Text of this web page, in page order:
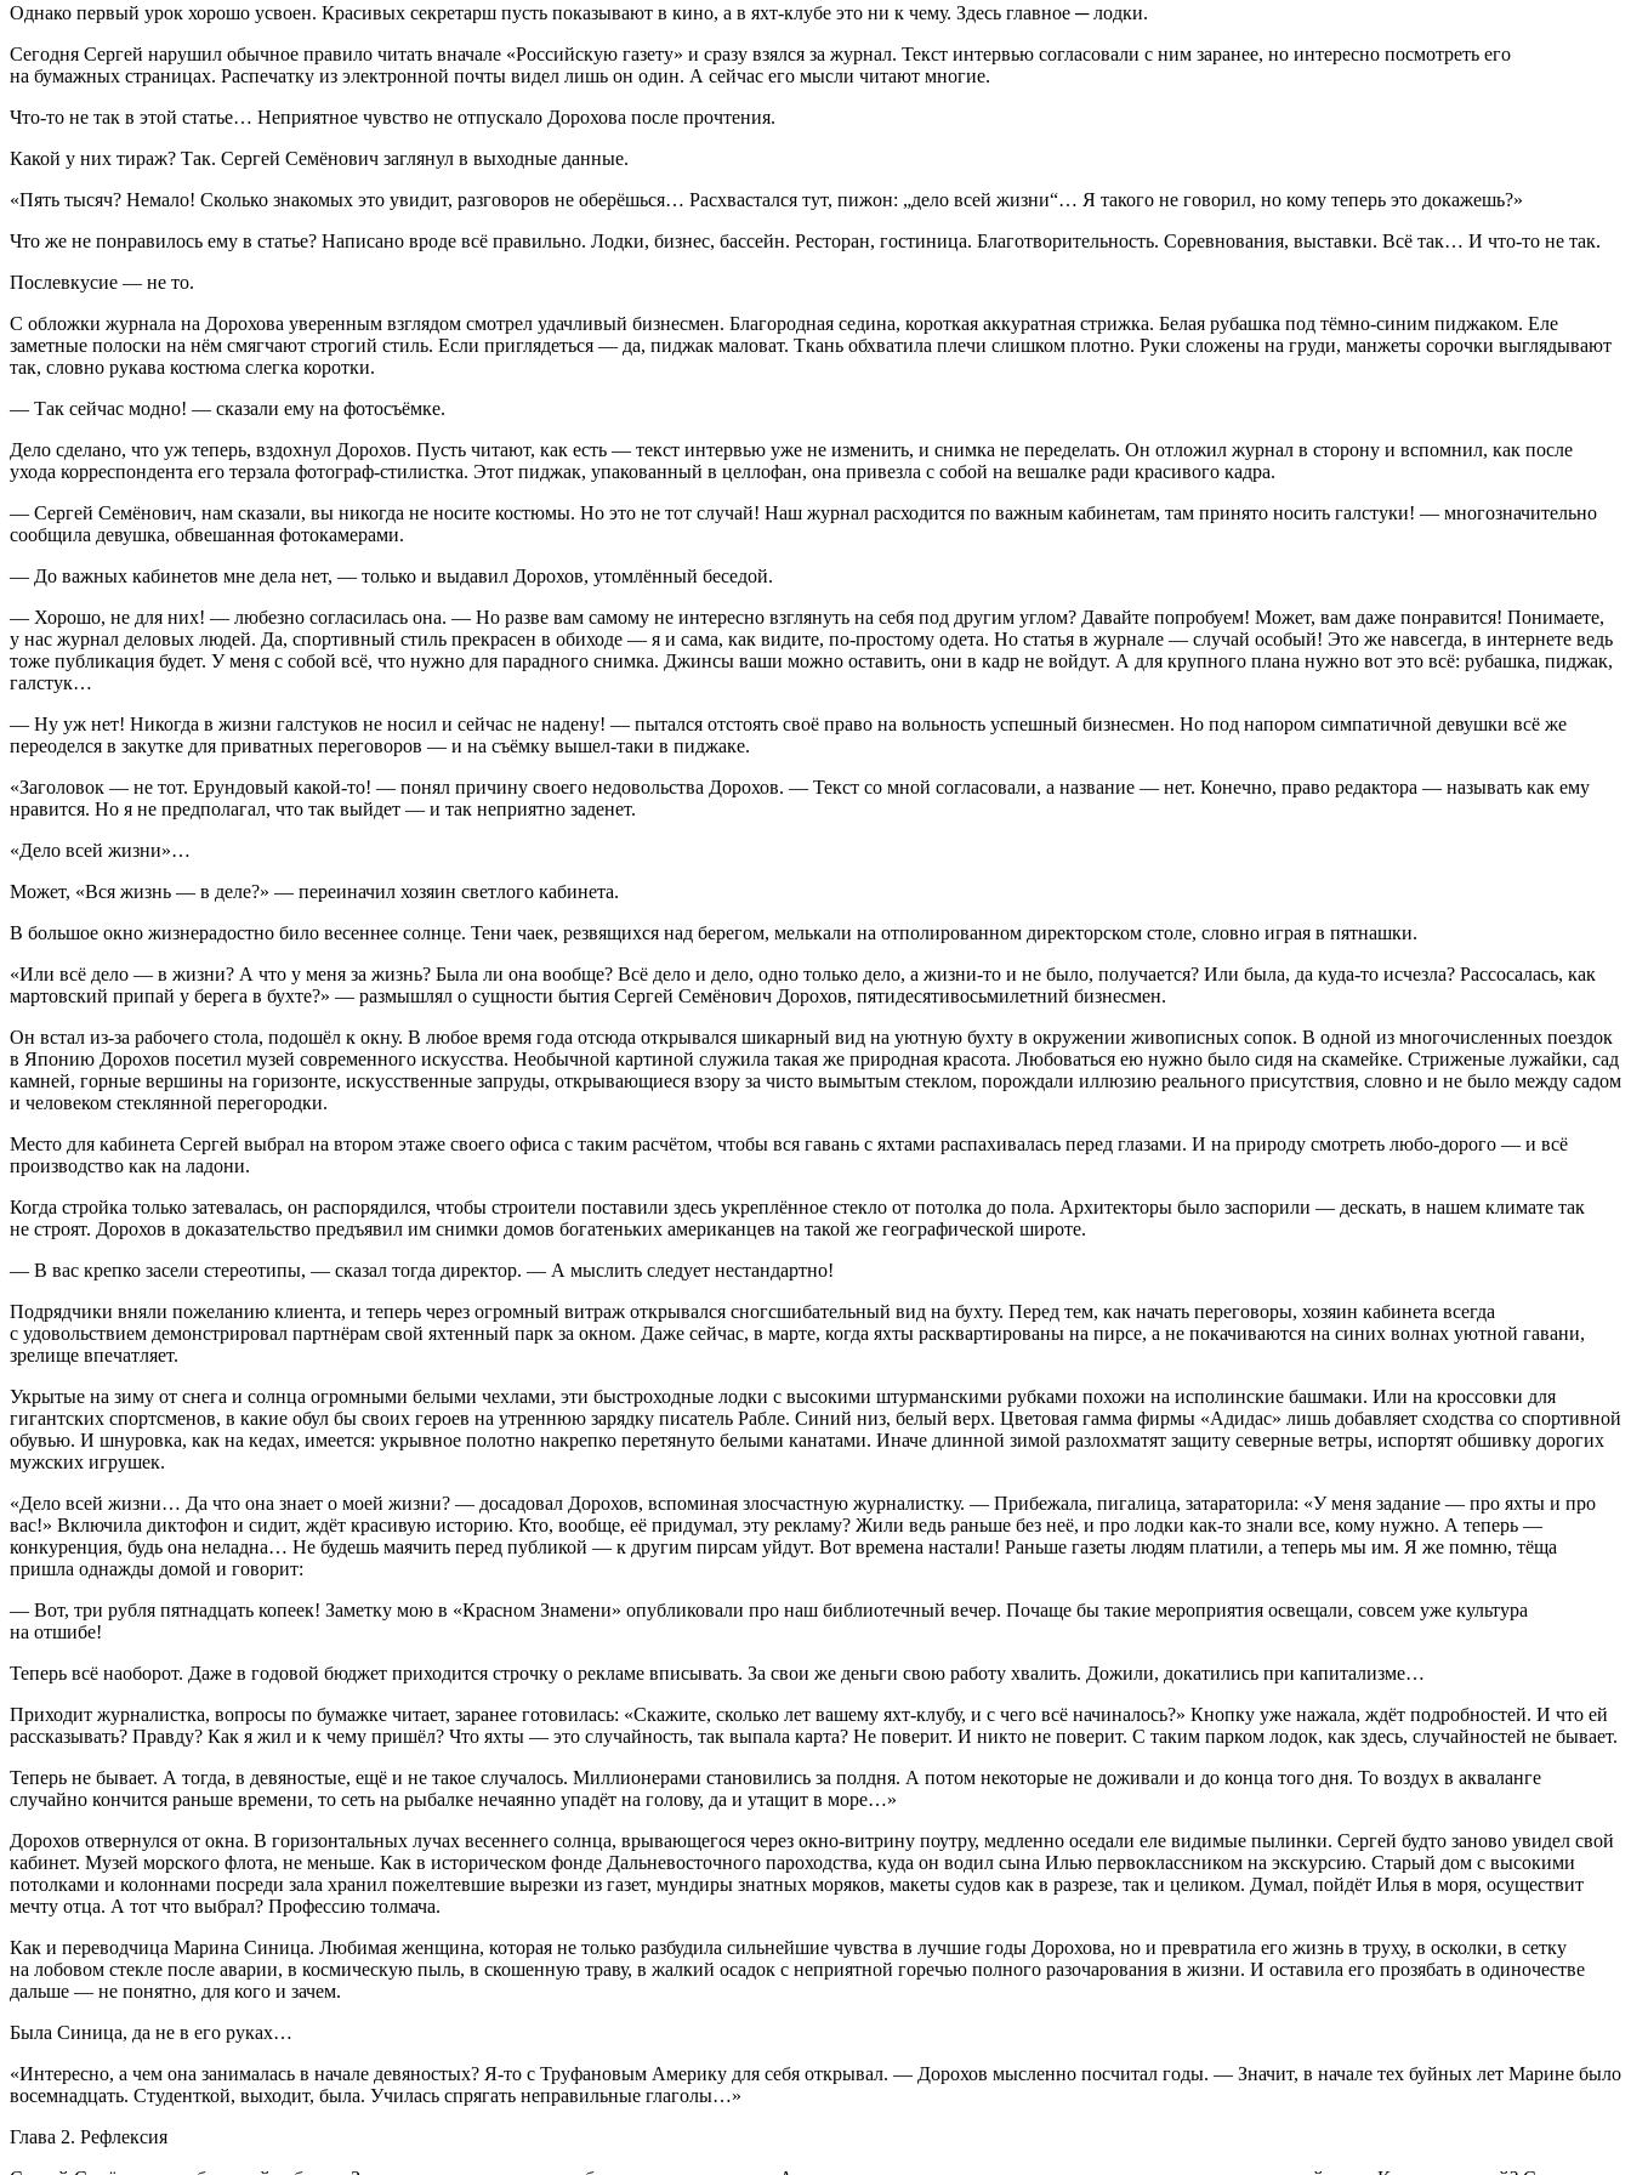
Однако первый урок хорошо усвоен. Красивых секретарш пусть показывают в кино, а в яхт-клубе это ни к чему. Здесь главное ─ лодки.
Сегодня Сергей нарушил обычное правило читать вначале «Российскую газету» и сразу взялся за журнал. Текст интервью согласовали с ним заранее, но интересно посмотреть его
на бумажных страницах. Распечатку из электронной почты видел лишь он один. А сейчас его мысли читают многие.
Что-то не так в этой статье… Неприятное чувство не отпускало Дорохова после прочтения.
Какой у них тираж? Так. Сергей Семёнович заглянул в выходные данные.
«Пять тысяч? Немало! Сколько знакомых это увидит, разговоров не оберёшься… Расхвастался тут, пижон: „дело всей жизни“… Я такого не говорил, но кому теперь это докажешь?»
Что же не понравилось ему в статье? Написано вроде всё правильно. Лодки, бизнес, бассейн. Ресторан, гостиница. Благотворительность. Соревнования, выставки. Всё так… И что-то не так.
Послевкусие — не то.
С обложки журнала на Дорохова уверенным взглядом смотрел удачливый бизнесмен. Благородная седина, короткая аккуратная стрижка. Белая рубашка под тёмно-синим пиджаком. Еле
заметные полоски на нём смягчают строгий стиль. Если приглядеться — да, пиджак маловат. Ткань обхватила плечи слишком плотно. Руки сложены на груди, манжеты сорочки выглядывают
так, словно рукава костюма слегка коротки.
— Так сейчас модно! — сказали ему на фотосъёмке.
Дело сделано, что уж теперь, вздохнул Дорохов. Пусть читают, как есть — текст интервью уже не изменить, и снимка не переделать. Он отложил журнал в сторону и вспомнил, как после
ухода корреспондента его терзала фотограф-стилистка. Этот пиджак, упакованный в целлофан, она привезла с собой на вешалке ради красивого кадра.
— Сергей Семёнович, нам сказали, вы никогда не носите костюмы. Но это не тот случай! Наш журнал расходится по важным кабинетам, там принято носить галстуки! — многозначительно
сообщила девушка, обвешанная фотокамерами.
— До важных кабинетов мне дела нет, — только и выдавил Дорохов, утомлённый беседой.
— Хорошо, не для них! — любезно согласилась она. — Но разве вам самому не интересно взглянуть на себя под другим углом? Давайте попробуем! Может, вам даже понравится! Понимаете,
у нас журнал деловых людей. Да, спортивный стиль прекрасен в обиходе — я и сама, как видите, по-простому одета. Но статья в журнале — случай особый! Это же навсегда, в интернете ведь
тоже публикация будет. У меня с собой всё, что нужно для парадного снимка. Джинсы ваши можно оставить, они в кадр не войдут. А для крупного плана нужно вот это всё: рубашка, пиджак,
галстук…
— Ну уж нет! Никогда в жизни галстуков не носил и сейчас не надену! — пытался отстоять своё право на вольность успешный бизнесмен. Но под напором симпатичной девушки всё же
переоделся в закутке для приватных переговоров — и на съёмку вышел-таки в пиджаке.
«Заголовок — не тот. Ерундовый какой-то! — понял причину своего недовольства Дорохов. — Текст со мной согласовали, а название — нет. Конечно, право редактора — называть как ему
нравится. Но я не предполагал, что так выйдет — и так неприятно заденет.
«Дело всей жизни»…
Может, «Вся жизнь — в деле?» — переиначил хозяин светлого кабинета.
В большое окно жизнерадостно било весеннее солнце. Тени чаек, резвящихся над берегом, мелькали на отполированном директорском столе, словно играя в пятнашки.
«Или всё дело — в жизни? А что у меня за жизнь? Была ли она вообще? Всё дело и дело, одно только дело, а жизни-то и не было, получается? Или была, да куда-то исчезла? Рассосалась, как
мартовский припай у берега в бухте?» — размышлял о сущности бытия Сергей Семёнович Дорохов, пятидесятивосьмилетний бизнесмен.
Он встал из-за рабочего стола, подошёл к окну. В любое время года отсюда открывался шикарный вид на уютную бухту в окружении живописных сопок. В одной из многочисленных поездок
в Японию Дорохов посетил музей современного искусства. Необычной картиной служила такая же природная красота. Любоваться ею нужно было сидя на скамейке. Стриженые лужайки, сад
камней, горные вершины на горизонте, искусственные запруды, открывающиеся взору за чисто вымытым стеклом, порождали иллюзию реального присутствия, словно и не было между садом
и человеком стеклянной перегородки.
Место для кабинета Сергей выбрал на втором этаже своего офиса с таким расчётом, чтобы вся гавань с яхтами распахивалась перед глазами. И на природу смотреть любо-дорого — и всё
производство как на ладони.
Когда стройка только затевалась, он распорядился, чтобы строители поставили здесь укреплённое стекло от потолка до пола. Архитекторы было заспорили — дескать, в нашем климате так
не строят. Дорохов в доказательство предъявил им снимки домов богатеньких американцев на такой же географической широте.
— В вас крепко засели стереотипы, — сказал тогда директор. — А мыслить следует нестандартно!
Подрядчики вняли пожеланию клиента, и теперь через огромный витраж открывался сногсшибательный вид на бухту. Перед тем, как начать переговоры, хозяин кабинета всегда
с удовольствием демонстрировал партнёрам свой яхтенный парк за окном. Даже сейчас, в марте, когда яхты расквартированы на пирсе, а не покачиваются на синих волнах уютной гавани,
зрелище впечатляет.
Укрытые на зиму от снега и солнца огромными белыми чехлами, эти быстроходные лодки с высокими штурманскими рубками похожи на исполинские башмаки. Или на кроссовки для
гигантских спортсменов, в какие обул бы своих героев на утреннюю зарядку писатель Рабле. Синий низ, белый верх. Цветовая гамма фирмы «Адидас» лишь добавляет сходства со спортивной
обувью. И шнуровка, как на кедах, имеется: укрывное полотно накрепко перетянуто белыми канатами. Иначе длинной зимой разлохматят защиту северные ветры, испортят обшивку дорогих
мужских игрушек.
«Дело всей жизни… Да что она знает о моей жизни? — досадовал Дорохов, вспоминая злосчастную журналистку. — Прибежала, пигалица, затараторила: «У меня задание — про яхты и про
вас!» Включила диктофон и сидит, ждёт красивую историю. Кто, вообще, её придумал, эту рекламу? Жили ведь раньше без неё, и про лодки как-то знали все, кому нужно. А теперь —
конкуренция, будь она неладна… Не будешь маячить перед публикой — к другим пирсам уйдут. Вот времена настали! Раньше газеты людям платили, а теперь мы им. Я же помню, тёща
пришла однажды домой и говорит:
— Вот, три рубля пятнадцать копеек! Заметку мою в «Красном Знамени» опубликовали про наш библиотечный вечер. Почаще бы такие мероприятия освещали, совсем уже культура
на отшибе!
Теперь всё наоборот. Даже в годовой бюджет приходится строчку о рекламе вписывать. За свои же деньги свою работу хвалить. Дожили, докатились при капитализме…
Приходит журналистка, вопросы по бумажке читает, заранее готовилась: «Скажите, сколько лет вашему яхт-клубу, и с чего всё начиналось?» Кнопку уже нажала, ждёт подробностей. И что ей
рассказывать? Правду? Как я жил и к чему пришёл? Что яхты — это случайность, так выпала карта? Не поверит. И никто не поверит. С таким парком лодок, как здесь, случайностей не бывает.
Теперь не бывает. А тогда, в девяностые, ещё и не такое случалось. Миллионерами становились за полдня. А потом некоторые не доживали и до конца того дня. То воздух в акваланге
случайно кончится раньше времени, то сеть на рыбалке нечаянно упадёт на голову, да и утащит в море…»
Дорохов отвернулся от окна. В горизонтальных лучах весеннего солнца, врывающегося через окно-витрину поутру, медленно оседали еле видимые пылинки. Сергей будто заново увидел свой
кабинет. Музей морского флота, не меньше. Как в историческом фонде Дальневосточного пароходства, куда он водил сына Илью первоклассником на экскурсию. Старый дом с высокими
потолками и колоннами посреди зала хранил пожелтевшие вырезки из газет, мундиры знатных моряков, макеты судов как в разрезе, так и целиком. Думал, пойдёт Илья в моря, осуществит
мечту отца. А тот что выбрал? Профессию толмача.
Как и переводчица Марина Синица. Любимая женщина, которая не только разбудила сильнейшие чувства в лучшие годы Дорохова, но и превратила его жизнь в труху, в осколки, в сетку
на лобовом стекле после аварии, в космическую пыль, в скошенную траву, в жалкий осадок с неприятной горечью полного разочарования в жизни. И оставила его прозябать в одиночестве
дальше — не понятно, для кого и зачем.
Была Синица, да не в его руках…
«Интересно, а чем она занималась в начале девяностых? Я-то с Труфановым Америку для себя открывал. — Дорохов мысленно посчитал годы. — Значит, в начале тех буйных лет Марине было
восемнадцать. Студенткой, выходит, была. Училась спрягать неправильные глаголы…»
Глава 2. Рефлексия